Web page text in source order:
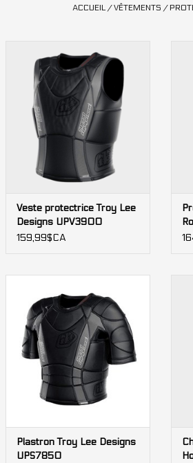
ACCUEIL /VÊTEMENTS /
Designs UPV3900
AJOUTER AU PANIER
Veste protectrice Troy Lee
Designs UPV3900
159,99$CA
UPS7850
Plastron Troy Lee Designs
UPS7850